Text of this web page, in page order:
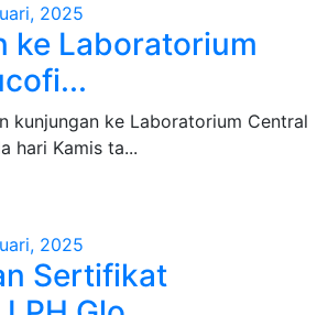
2025
ke Laboratorium
kunjungan ke Laboratorium Central
hari Kamis ta...
2025
Sertifikat